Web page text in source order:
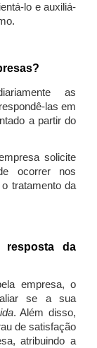
lo e auxiliá-
as
las em
a partir do
solicite
ocorrer nos
tratamento da
da
empresa, o
se a sua
. Além disso,
de satisfação
atribuindo a